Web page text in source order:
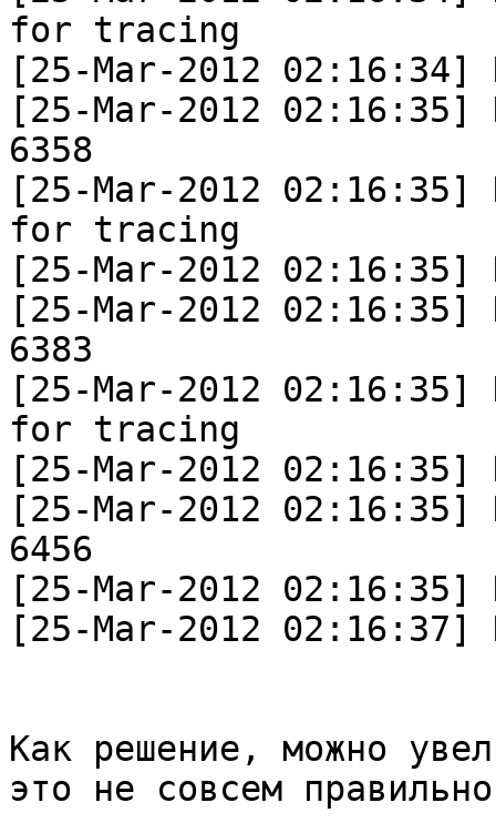
for tracing
[25-Mar-2012
[25-Mar-2012
6358
[25-Mar-2012 02:16:35]
for tracing
[25-Mar-2012
[25-Mar-2012
6383
[25-Mar-2012 02:16:35]
for tracing
[25-Mar-2012
[25-Mar-2012
6456
[25-Mar-2012
[25-Mar-2012
Как решение, можно
это не совсем